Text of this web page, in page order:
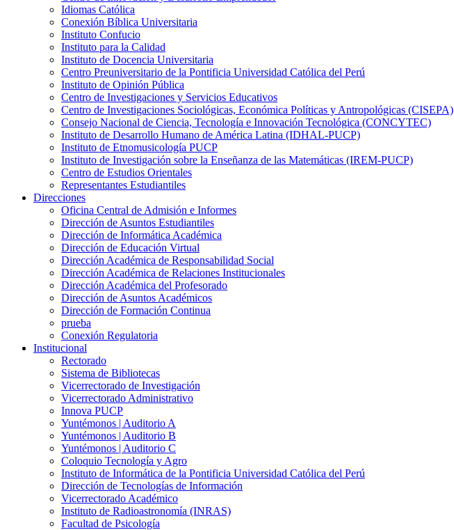
Idiomas Católica
Conexión Bíblica Universitaria
Instituto Confucio
Instituto para la Calidad
Instituto de Docencia Universitaria
Centro Preuniversitario de la Pontificia Universidad Católica del Perú
Instituto de Opinión Pública
Centro de Investigaciones y Servicios Educativos
Centro de Investigaciones Sociológicas, Económica Políticas y Antropológicas (CISEPA)
Consejo Nacional de Ciencia, Tecnología e Innovación Tecnológica (CONCYTEC)
Instituto de Desarrollo Humano de América Latina (IDHAL-PUCP)
Instituto de Etnomusicología PUCP
Instituto de Investigación sobre la Enseñanza de las Matemáticas (IREM-PUCP)
Centro de Estudios Orientales
Representantes Estudiantiles
Direcciones
Oficina Central de Admisión e Informes
Dirección de Asuntos Estudiantiles
Dirección de Informática Académica
Dirección de Educación Virtual
Dirección Académica de Responsabilidad Social
Dirección Académica de Relaciones Institucionales
Dirección Académica del Profesorado
Dirección de Asuntos Académicos
Dirección de Formación Continua
prueba
Conexión Regulatoria
Institucional
Rectorado
Sistema de Bibliotecas
Vicerrectorado de Investigación
Vicerrectorado Administrativo
Innova PUCP
Yuntémonos | Auditorio A
Yuntémonos | Auditorio B
Yuntémonos | Auditorio C
Coloquio Tecnología y Agro
Instituto de Informática de la Pontificia Universidad Católica del Perú
Dirección de Tecnologías de Información
Vicerrectorado Académico
Instituto de Radioastronomía (INRAS)
Facultad de Psicología